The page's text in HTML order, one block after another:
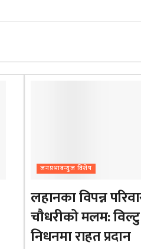
जनप्रभाबन्युज विशेष
लहानका विपन्न
चौधरीको मलम:
निधनमा राहत प्रदान